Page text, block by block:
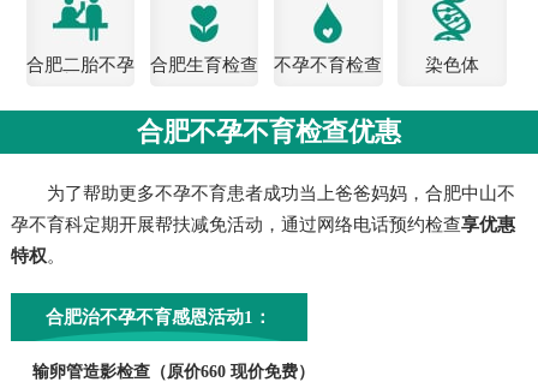
合肥二胎不孕
合肥生育检查
不孕不育检查
染色体
合肥不孕不育检查优惠
为了帮助更多不孕不育患者成功当上爸爸妈妈，合肥中山不
孕不育科定期开展帮扶减免活动，通过网络电话预约检查享优惠
特权。
合肥治不孕不育感恩活动1：
输卵管造影检查（原价660 现价免费）